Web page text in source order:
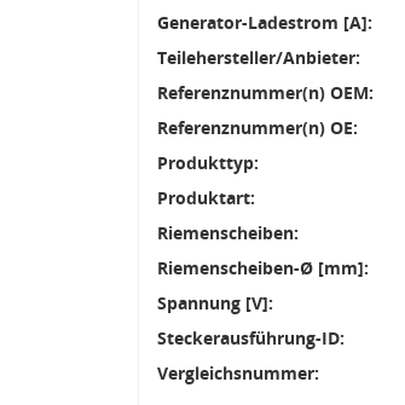
Generator-Ladestrom [A]:
Teilehersteller/Anbieter:
Referenznummer(n) OEM:
Referenznummer(n) OE:
Produkttyp:
Produktart:
Riemenscheiben:
Riemenscheiben-Ø [mm]:
Spannung [V]:
Steckerausführung-ID:
Vergleichsnummer: